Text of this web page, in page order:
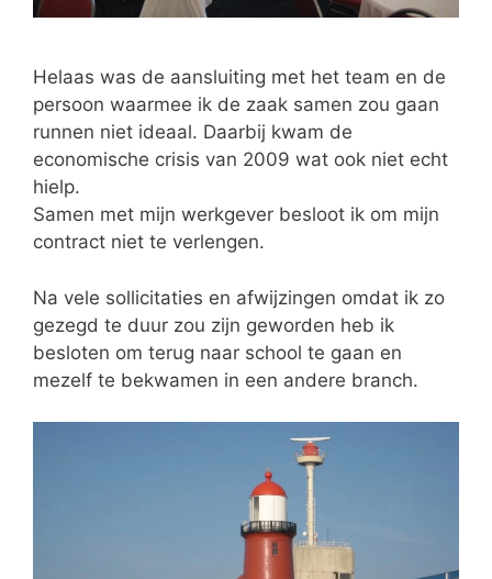
Helaas was de aansluiting met het team en de
persoon waarmee ik de zaak samen zou gaan
runnen niet ideaal. Daarbij kwam de
economische crisis van 2009 wat ook niet echt
hielp.
Samen met mijn werkgever besloot ik om mijn
contract niet te verlengen.
Na vele sollicitaties en afwijzingen omdat ik zo
gezegd te duur zou zijn geworden heb ik
besloten om terug naar school te gaan en
mezelf te bekwamen in een andere branch.